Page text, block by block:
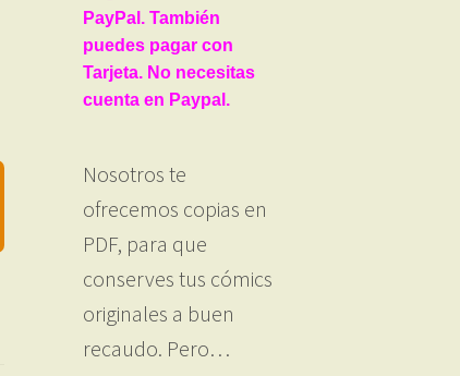
PayPal. También
puedes pagar con
Tarjeta. No necesitas
cuenta en Paypal.
Nosotros te
ofrecemos copias en
PDF, para que
conserves tus cómics
originales a buen
recaudo. Pero…